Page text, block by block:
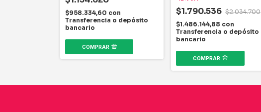
$958.334,60 con
Transferencia o depósito
bancario
COMPRAR
$1.790.536 $2.034.700
$1.486.144,88 con
Transferencia o depósito
bancario
COMPRAR